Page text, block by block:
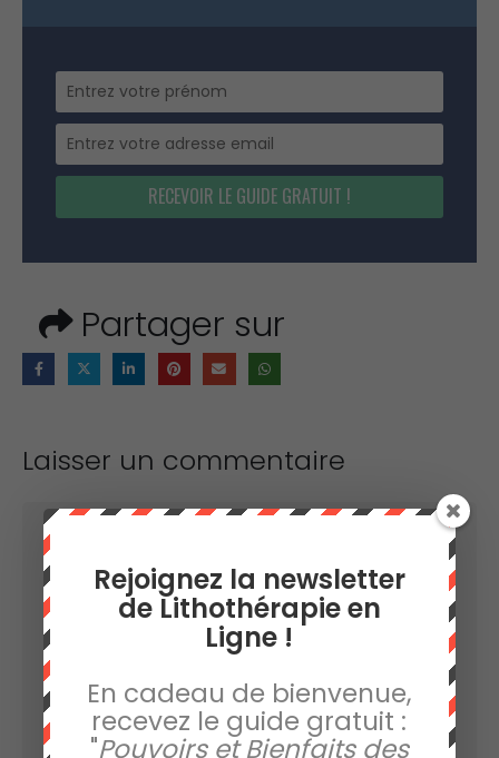
RECEVOIR LE GUIDE GRATUIT !
Partager sur
Laisser un commentaire
champs obligatoires sont indiqués avec*
Rejoignez la newsletter
de Lithothérapie en
Ligne !
En cadeau de bienvenue,
recevez le guide gratuit :
"Pouvoirs et Bienfaits des